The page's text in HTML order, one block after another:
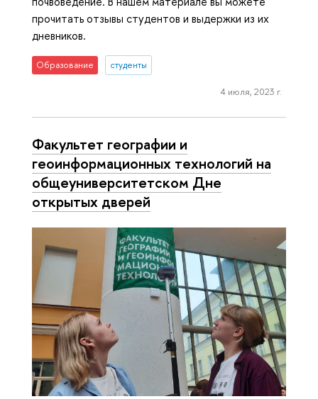
прочитать отзывы студентов и выдержки из их
дневников.
Образование студенты
4 июля, 2023 г.
Факультет географии и
геоинформационных технологий на
общеуниверситетском Дне
открытых дверей